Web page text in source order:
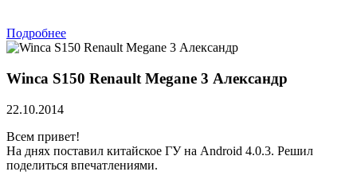
Подробнее
Winca S150 Renault Megane 3 Александр
22.10.2014
Всем привет!
На днях поставил китайское ГУ на Android 4.0.3. Решил
поделиться впечатлениями.